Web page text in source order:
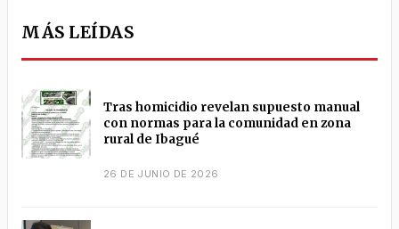
MÁS LEÍDAS
Tras homicidio revelan supuesto manual
con normas para la comunidad en zona
rural de Ibagué
26 DE JUNIO DE 2026